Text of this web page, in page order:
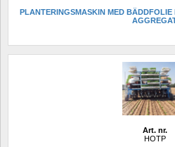
PLANTERINGSMASKIN MED
Art. nr.
HOTP